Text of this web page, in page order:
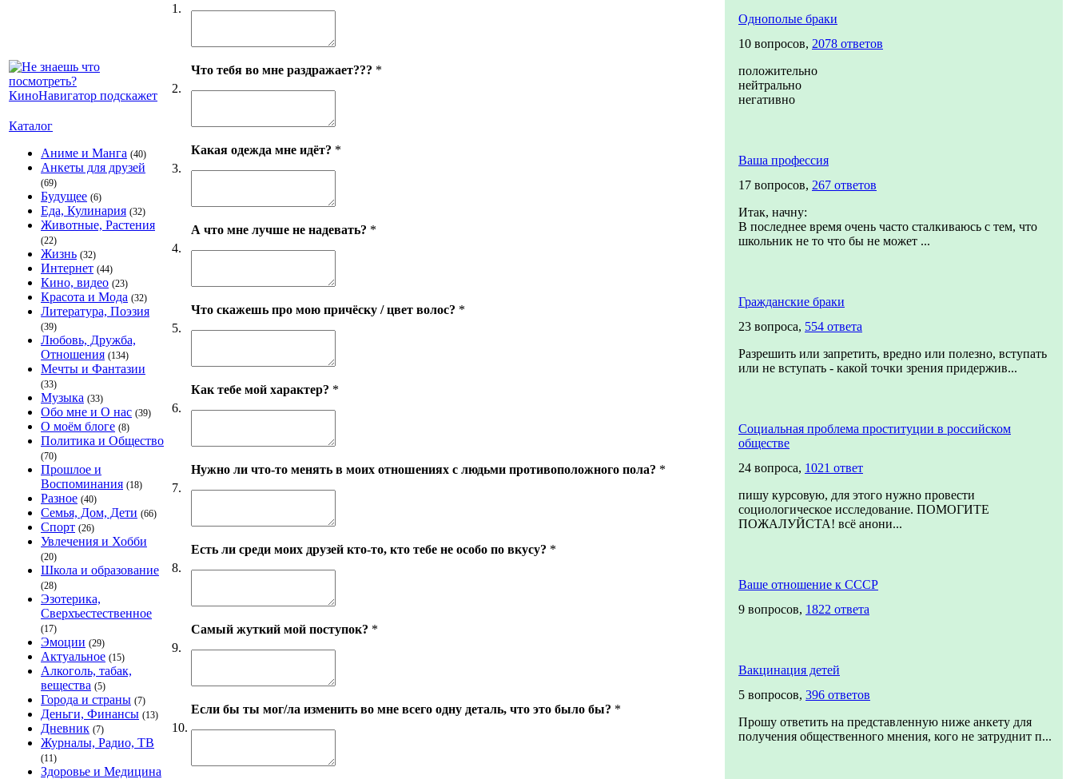
Каталог
Аниме и Манга (40)
Анкеты для друзей
(69)
Будущее (6)
Еда, Кулинария (32)
Животные, Растения
(22)
Жизнь (32)
Интернет (44)
Кино, видео (23)
Красота и Мода (32)
Литература, Поэзия
(39)
Любовь, Дружба,
Отношения (134)
Мечты и Фантазии
(33)
Музыка (33)
Обо мне и О нас (39)
О моём блоге (8)
Политика и Общество
(70)
Прошлое и
Воспоминания (18)
Разное (40)
Семья, Дом, Дети (66)
Спорт (26)
Увлечения и Хобби
(20)
Школа и образование
(28)
Эзотерика,
Сверхъестественное
(17)
Эмоции (29)
Актуальное (15)
Алкоголь, табак,
вещества (5)
Города и страны (7)
Деньги, Финансы (13)
Дневник (7)
Журналы, Радио, ТВ
(11)
Здоровье и Медицина
1.
2.
Что тебя во мне раздражает??? *
3.
Какая одежда мне идёт? *
4.
А что мне лучше не надевать? *
5.
Что скажешь про мою причёску / цвет волос? *
6.
Как тебе мой характер? *
7.
Нужно ли что-то менять в моих отношениях с людьми противоположного пола? *
8.
Есть ли среди моих друзей кто-то, кто тебе не особо по вкусу? *
9.
Самый жуткий мой поступок? *
10.
Если бы ты мог/ла изменить во мне всего одну деталь, что это было бы? *
Однополые браки
10 вопросов, 2078 ответов
положительно
нейтрально
негативно
Ваша профессия
17 вопросов, 267 ответов
Итак, начну:
В последнее время очень часто сталкиваюсь с тем, что
школьник не то что бы не может ...
Гражданские браки
23 вопроса, 554 ответа
Разрешить или запретить, вредно или полезно, вступать
или не вступать - какой точки зрения придержив...
Социальная проблема проституции в российском
обществе
24 вопроса, 1021 ответ
пишу курсовую, для этого нужно провести
социологическое исследование. ПОМОГИТЕ
ПОЖАЛУЙСТА! всё анони...
Ваше отношение к СССР
9 вопросов, 1822 ответа
Вакцинация детей
5 вопросов, 396 ответов
Прошу ответить на представленную ниже анкету для
получения общественного мнения, кого не затруднит п...